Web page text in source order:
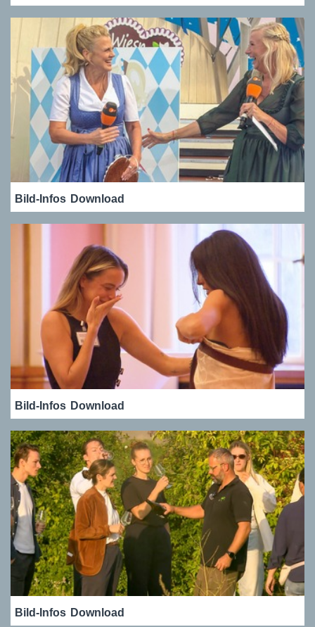
Bild-Infos Download
Bild-Infos Download
Bild-Infos Download